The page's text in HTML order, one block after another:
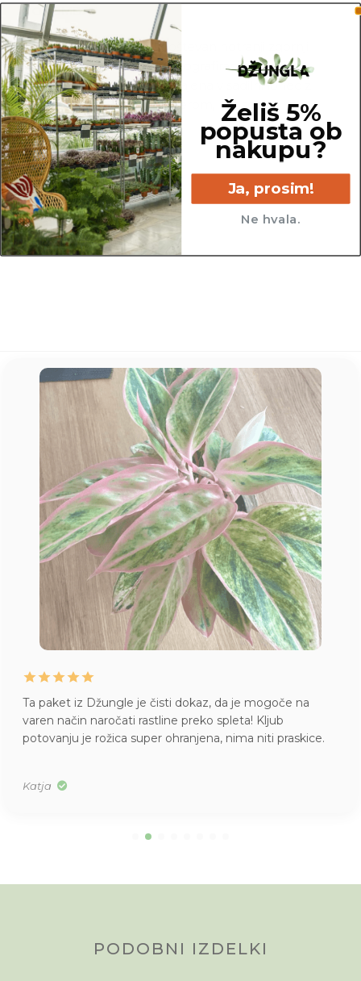
OPOMBA
Za premer lonca je upoštevan notranji zgornji
del lonca. Za potrebe fotografiranja je lahko
katera izmed rastlin presajena v sadilni lonec z
večjim ali manjšim premerom, kot so tisti, v
katerih so prodajane.
30 cm
Ta paket iz Džungle je čisti dokaz, da je mogoče na
varen način naročati rastline preko spleta! Kljub
potovanju je rožica super ohranjena, nima niti praskice.
Katja
PODOBNI IZDELKI
Želiš 5%
popusta ob
nakupu?
Ja, prosim!
Ne hvala.